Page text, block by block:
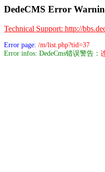
DedeCMS Error
Technical Support: http://
Error page: /m/list.php?tid=37
Error infos: DedeCms错误警告：